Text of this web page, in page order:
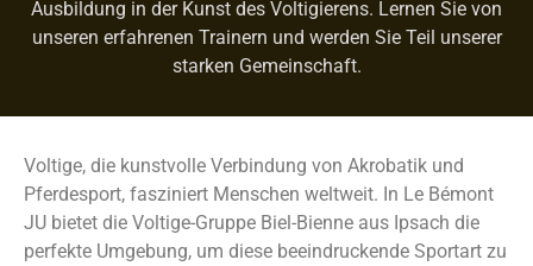
Ausbildung in der Kunst des Voltigierens. Lernen Sie von
unseren erfahrenen Trainern und werden Sie Teil unserer
starken Gemeinschaft.
Voltige, die kunstvolle Verbindung von Akrobatik und
Pferdesport, fasziniert Menschen weltweit. In Le Bémont
JU bietet die Voltige-Gruppe Biel-Bienne aus Ipsach die
perfekte Umgebung, um diese beeindruckende Sportart zu